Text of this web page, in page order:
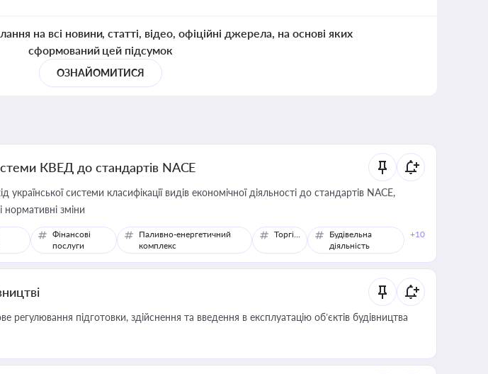
на всі новини, статті, відео, офіційні джерела, на основі яких
сформований цей підсумок
ОЗНАЙОМИТИСЯ
КВЕД до стандартів NACE
української системи класифікації видів економічної діяльності до стандартів NACE,
зміни
Фінансові
послуги
Паливно-енергетичний
комплекс
Торгівля
Будівельна
діяльність
+10
регулювання підготовки, здійснення та введення в експлуатацію об’єктів будівництва